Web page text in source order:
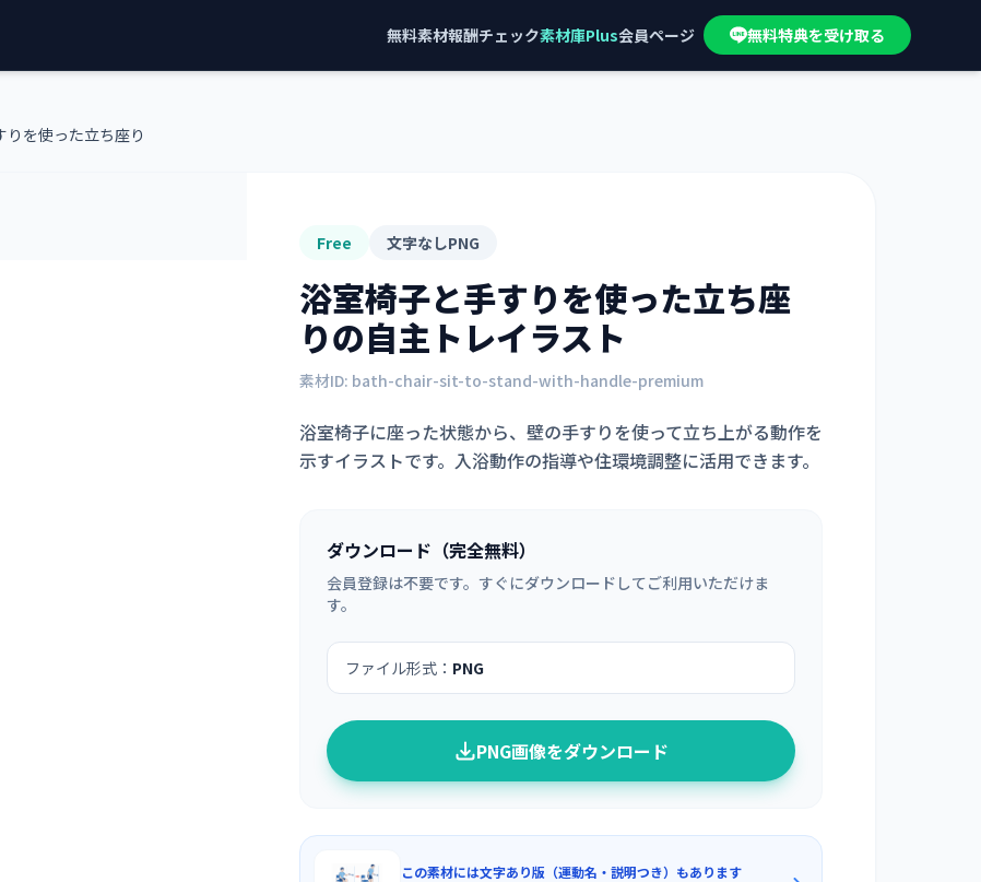
無料素材報酬チェック素材庫Plus会員ページ 無料特典を受け取る
りを使った立ち座り
Free 文字なしPNG
浴室椅子と手すりを使った立ち座
りの自主トレイラスト
素材ID: bath-chair-sit-to-stand-with-handle-premium
浴室椅子に座った状態から、壁の手すりを使って立ち上がる動作を
示すイラストです。入浴動作の指導や住環境調整に活用できます。
ダウンロード（完全無料）
会員登録は不要です。すぐにダウンロードしてご利用いただけま
す。
ファイル形式： PNG
PNG画像をダウンロード
この素材には文字あり版（運動名・説明つき）もあります